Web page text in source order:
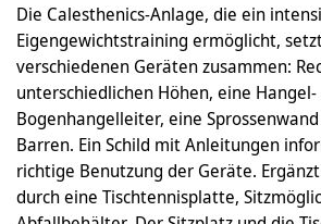
Die Calesthenics-Anlage, die ein
Eigengewichtstraining ermöglicht,
verschiedenen Geräten zusammen:
unterschiedlichen Höhen, eine Hangel-
Bogenhangelleiter, eine
Barren. Ein Schild mit Anleitungen
richtige Benutzung der Geräte.
durch eine Tischtennisplatte,